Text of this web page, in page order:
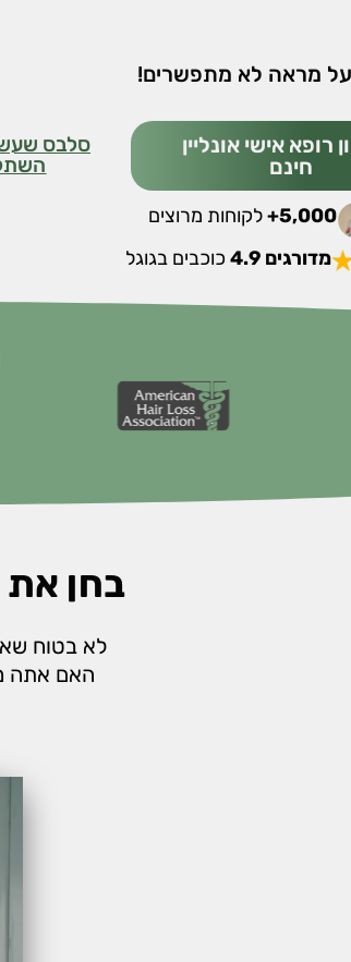
רופא אישי אונליין
חינם
סלבס
5,000+ לקוחות מרוצים
מדורגים 4.9
כוכבים בגוגל
בחן
לא בטוח
האם אתה